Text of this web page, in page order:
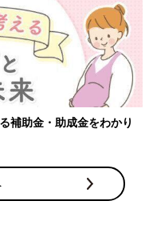
染症対策、知っておいて！